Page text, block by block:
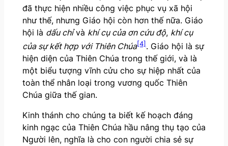
đã thực hiện nhiều công việc phục vụ xã hội
như thế, nhưng Giáo hội còn hơn thế nữa. Giáo
hội là dấu chỉvà khí cụ của ơn cứu độ, khí cụ
của sự kết hợp với Thiên Chúa[4]. Giáo hội là sự
hiện diện của Thiên Chúa trong thế giới, và là
một biểu tượng vĩnh cửu cho sự hiệp nhất của
toàn thể nhân loại trong vương quốc Thiên
Chúa giữa thế gian.
Kinh thánh cho chúng ta biết kế hoạch đáng
kinh ngạc của Thiên Chúa hầu nâng thụ tạo của
Người lên, nghĩa là cho con người chia sẻ sự